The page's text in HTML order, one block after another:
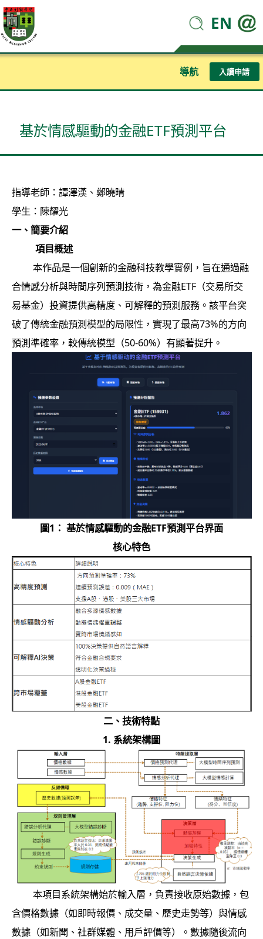
EN
導航 入讀申請
基於情感驅動的金融ETF預測平台
指導老師：譚澤漢、鄭曉晴
學生：陳耀光
一、簡要介紹
項目概述
本作品是一個創新的金融科技教學實例，旨在通過融
合情感分析與時間序列預測技術，為金融ETF（交易所交
易基金）投資提供高精度、可解釋的預測服務。該平台突
破了傳統金融預測模型的局限性，實現了最高73%的方向
預測準確率，較傳統模型（50-60%）有顯著提升。
圖1： 基於情感驅動的金融ETF預測平台界面
核心特色
二、 技術特點
1. 系統架構圖
本項目系統架構始於輸入層，負責接收原始數據，包
含價格數據（如即時報價、成交量、歷史走勢等）與情感
數據（如新聞、社群媒體、用戶評價等）。數據隨後流向